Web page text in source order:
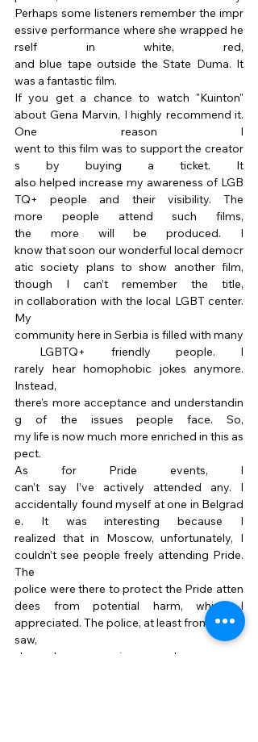
Perhaps some listeners remember the impr
essive performance where she wrapped he
rself in white, red,
and blue tape outside the State Duma. It
was a fantastic film.
If you get a chance to watch "Kuinton"
about Gena Marvin, I highly recommend it.
One reason I
went to this film was to support the creator
s by buying a ticket. It
also helped increase my awareness of LGB
TQ+ people and their visibility. The
more people attend such films,
the more will be produced. I
know that soon our wonderful local democr
atic society plans to show another film,
though I can’t remember the title,
in collaboration with the local LGBT center.
My
community here in Serbia is filled with many
LGBTQ+ friendly people. I
rarely hear homophobic jokes anymore.
Instead,
there's more acceptance and understandin
g of the issues people face. So,
my life is now much more enriched in this as
pect.
As for Pride events, I
can’t say I’ve actively attended any. I
accidentally found myself at one in Belgrad
e. It was interesting because I
realized that in Moscow, unfortunately, I
couldn’t see people freely attending Pride.
The
police were there to protect the Pride atten
dees from potential harm, which I
appreciated. The police, at least from what I
saw,
showed no aggression or made any comm